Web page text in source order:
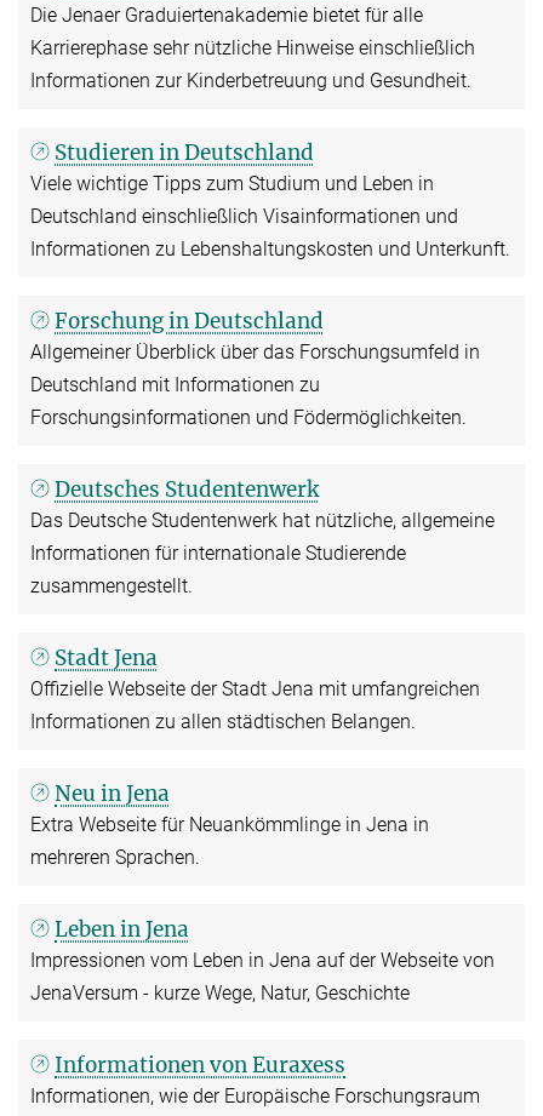
Die Jenaer Graduiertenakademie bietet für alle
Karrierephase sehr nützliche Hinweise einschließlich
Informationen zur Kinderbetreuung und Gesundheit.
Studieren in Deutschland
Viele wichtige Tipps zum Studium und Leben in
Deutschland einschließlich Visainformationen und
Informationen zu Lebenshaltungskosten und Unterkunft.
Forschung in Deutschland
Allgemeiner Überblick über das Forschungsumfeld in
Deutschland mit Informationen zu
Forschungsinformationen und Födermöglichkeiten.
Deutsches Studentenwerk
Das Deutsche Studentenwerk hat nützliche, allgemeine
Informationen für internationale Studierende
zusammengestellt.
Stadt Jena
Offizielle Webseite der Stadt Jena mit umfangreichen
Informationen zu allen städtischen Belangen.
Neu in Jena
Extra Webseite für Neuankömmlinge in Jena in
mehreren Sprachen.
Leben in Jena
Impressionen vom Leben in Jena auf der Webseite von
JenaVersum - kurze Wege, Natur, Geschichte
Informationen von Euraxess
Informationen, wie der Europäische Forschungsraum